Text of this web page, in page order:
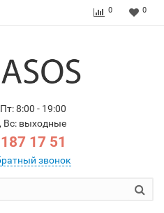
0 0
8:00 - 19:00
Вс: выходные
187 17 51
звонок